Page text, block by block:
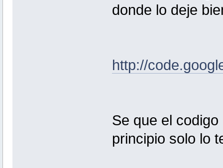
donde lo deje
http://
Se que el
principio solo lo